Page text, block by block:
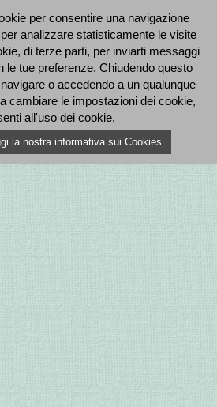
per consentire una navigazione
analizzare statisticamente le visite
di terze parti, per inviarti messaggi
le tue preferenze. Chiudendo questo
o accedendo a un qualunque
cambiare le impostazioni dei cookie,
all'uso dei cookie.
la nostra informativa sui Cookies